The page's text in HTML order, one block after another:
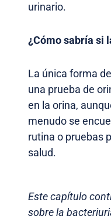
urinario.
¿Cómo sabría si
La única forma
una prueba de
en la orina,
menudo se
rutina o pruebas
salud.
Este capítulo
sobre la